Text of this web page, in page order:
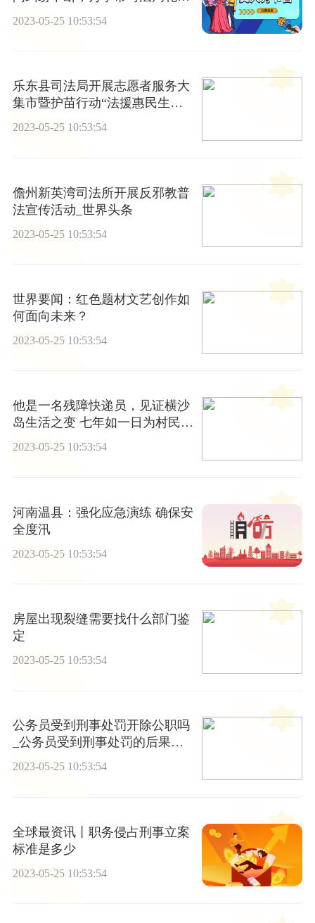
2023-05-25 10:53:54
乐东县司法局开展志愿者服务大
集市暨护苗行动“法援惠民生关
爱未成年人”宣传活动|全球今日
2023-05-25 10:53:54
儋州新英湾司法所开展反邪教普
法宣传活动_世界头条
2023-05-25 10:53:54
世界要闻：红色题材文艺创作如
何面向未来？
2023-05-25 10:53:54
他是一名残障快递员，见证横沙
岛生活之变 七年如一日为村民送
快递 热点
2023-05-25 10:53:54
河南温县：强化应急演练 确保安
全度汛
2023-05-25 10:53:54
房屋出现裂缝需要找什么部门鉴
定
2023-05-25 10:53:54
公务员受到刑事处罚开除公职吗
_公务员受到刑事处罚的后果是
什么
2023-05-25 10:53:54
全球最资讯丨职务侵占刑事立案
标准是多少
2023-05-25 10:53:54